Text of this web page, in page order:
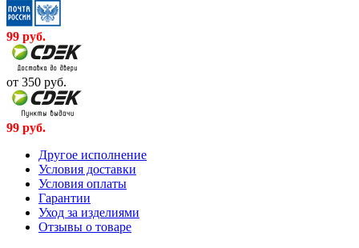
99 руб.
от 350 руб.
99 руб.
Другое исполнение
Условия доставки
Условия оплаты
Гарантии
Уход за изделиями
Отзывы о товаре